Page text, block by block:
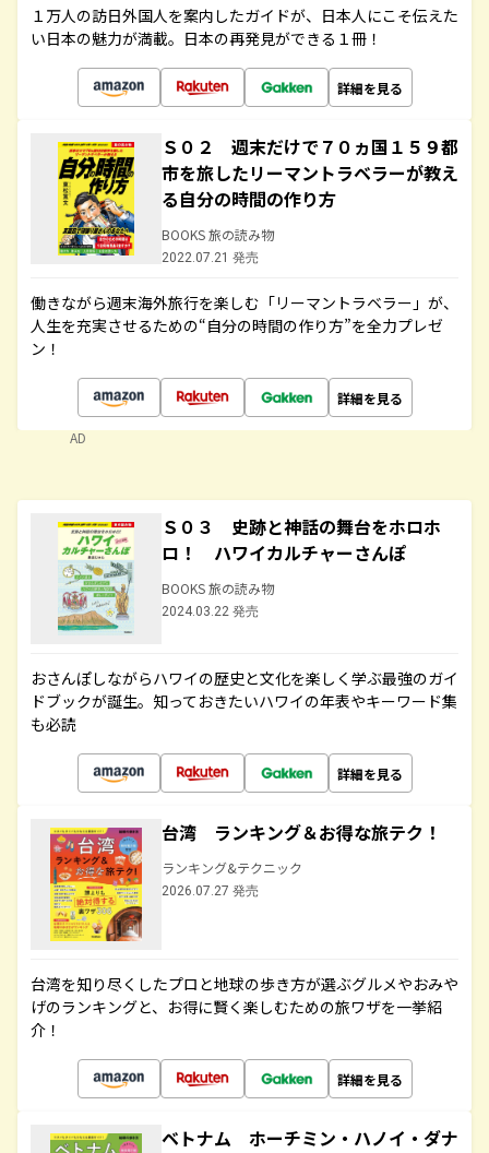
１万人の訪日外国人を案内したガイドが、日本人にこそ伝えた
い日本の魅力が満載。日本の再発見ができる１冊！
詳細を見る
Ｓ０２ 週末だけで７０ヵ国１５９都
市を旅したリーマントラベラーが教え
る自分の時間の作り方
BOOKS 旅の読み物
2022.07.21 発売
働きながら週末海外旅行を楽しむ「リーマントラベラー」が、
人生を充実させるための“自分の時間の作り方”を全力プレゼ
ン！
詳細を見る
AD
Ｓ０３ 史跡と神話の舞台をホロホ
ロ！ ハワイカルチャーさんぽ
BOOKS 旅の読み物
2024.03.22 発売
おさんぽしながらハワイの歴史と文化を楽しく学ぶ最強のガイ
ドブックが誕生。知っておきたいハワイの年表やキーワード集
も必読
詳細を見る
台湾 ランキング＆お得な旅テク！
ランキング&テクニック
2026.07.27 発売
台湾を知り尽くしたプロと地球の歩き方が選ぶグルメやおみや
げのランキングと、お得に賢く楽しむための旅ワザを一挙紹
介！
詳細を見る
ベトナム ホーチミン・ハノイ・ダナ